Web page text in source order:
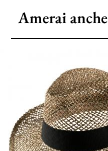
Amerai anche